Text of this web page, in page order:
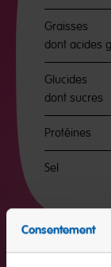
Consentement
Graisses
dont acides
Glucides
dont sucres
Protéines
Sel